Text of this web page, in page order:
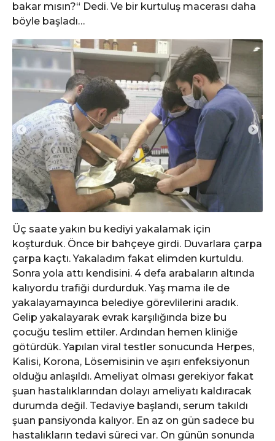
bakar mısın?“ Dedi. Ve bir kurtuluş macerası daha
böyle başladı…
Üç saate yakın bu kediyi yakalamak için
koşturduk. Önce bir bahçeye girdi. Duvarlara çarpa
çarpa kaçtı. Yakaladım fakat elimden kurtuldu.
Sonra yola attı kendisini. 4 defa arabaların altında
kalıyordu trafiği durdurduk. Yaş mama ile de
yakalayamayınca belediye görevlilerini aradık.
Gelip yakalayarak evrak karşılığında bize bu
çocuğu teslim ettiler. Ardından hemen kliniğe
götürdük. Yapılan viral testler sonucunda Herpes,
Kalisi, Korona, Lösemisinin ve aşırı enfeksiyonun
olduğu anlaşıldı. Ameliyat olması gerekiyor fakat
şuan hastalıklarından dolayı ameliyatı kaldıracak
durumda değil. Tedaviye başlandı, serum takıldı
şuan pansiyonda kalıyor. En az on gün sadece bu
hastalıkların tedavi süreci var. On günün sonunda